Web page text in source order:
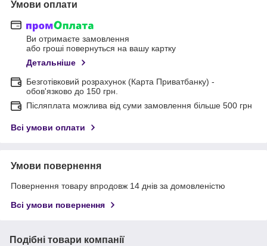
Умови оплати
Ви отримаєте замовлення
або гроші повернуться на вашу картку
Детальніше
Безготівковий розрахунок (Карта Приватбанку) -
обов'язково до 150 грн.
Післяплата можлива від суми замовлення більше 500 грн
Всі умови оплати
Умови повернення
Повернення товару впродовж 14 днів за домовленістю
Всі умови повернення
Подібні товари компанії